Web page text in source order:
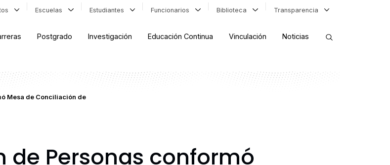
Escuelas Estudiantes Funcionarios Biblioteca Transparencia
Postgrado Investigación Educación Continua Vinculación Noticias
Mesa de Conciliación de
de Personas conformó